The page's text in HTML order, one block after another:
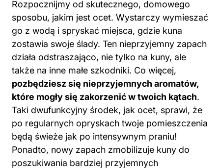
go z wodą i spryskać miejsca, gdzie kuna
zostawia swoje ślady. Ten nieprzyjemny zapach
działa odstraszająco, nie tylko na kuny, ale
także na inne małe szkodniki. Co więcej,
pozbędziesz się nieprzyjemnych aromatów,
które mogły się zakorzenić w twoich kątach
Taki dwufunkcyjny środek, jak ocet, sprawi, że
po regularnych opryskach twoje pomieszczenia
będą świeże jak po intensywnym praniu!
Ponadto, nowy zapach zmobilizuje kuny do
poszukiwania bardziej przyjemnych
zakamarków.